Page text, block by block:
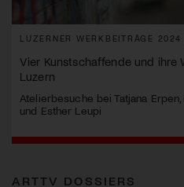
LUZERNER WERKBEITRÄGE
Vier Kunstschaffende und ihre
Luzern
Atelierbesuche bei Tatjana Erpen,
und Esther Leupi
ARTTV DOSSIERS